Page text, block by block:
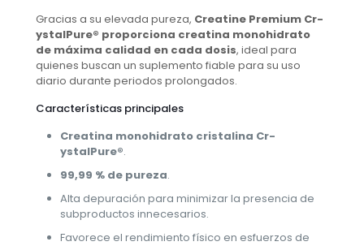
Gracias a su elevada pureza, Creatine Premium Cr-
ystalPure® proporciona creatina monohidrato
de máxima calidad en cada dosis, ideal para
quienes buscan un suplemento fiable para su uso
diario durante periodos prolongados.
Características principales
Creatina monohidrato cristalina Cr-
ystalPure®.
99,99 % de pureza.
Alta depuración para minimizar la presencia de
subproductos innecesarios.
Favorece el rendimiento físico en esfuerzos de